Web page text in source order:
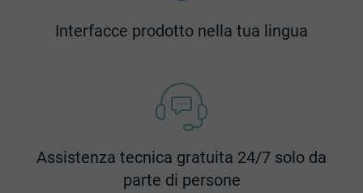
Interfacce prodotto nella tua lingua
Assistenza tecnica gratuita 24/7 solo da
parte di persone